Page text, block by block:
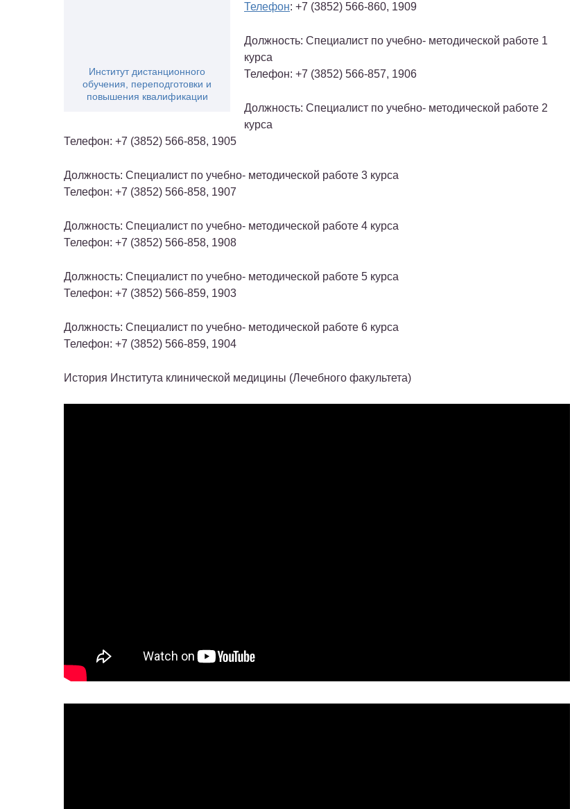
Институт дистанционного
обучения, переподготовки и
повышения квалификации
Телефон: +7 (3852) 566-860, 1909
Должность: Специалист по учебно- методической работе 1
курса
Телефон: +7 (3852) 566-857, 1906
Должность: Специалист по учебно- методической работе 2
курса
Телефон: +7 (3852) 566-858, 1905
Должность: Специалист по учебно- методической работе 3 курса
Телефон: +7 (3852) 566-858, 1907
Должность: Специалист по учебно- методической работе 4 курса
Телефон: +7 (3852) 566-858, 1908
Должность: Специалист по учебно- методической работе 5 курса
Телефон: +7 (3852) 566-859, 1903
Должность: Специалист по учебно- методической работе 6 курса
Телефон: +7 (3852) 566-859, 1904
История Института клинической медицины (Лечебного факультета)